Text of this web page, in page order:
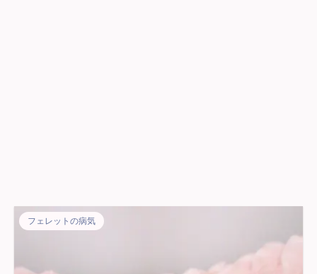
フェレットの病気